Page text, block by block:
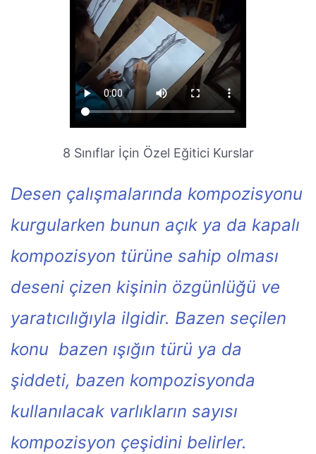
8 Sınıflar İçin Özel Eğitici Kurslar
Desen çalışmalarında kompozisyonu
kurgularken bunun açık ya da kapalı
kompozisyon türüne sahip olması
deseni çizen kişinin özgünlüğü ve
yaratıcılığıyla ilgidir. Bazen seçilen
konu bazen ışığın türü ya da
şiddeti, bazen kompozisyonda
kullanılacak varlıkların sayısı
kompozisyon çeşidini belirler.